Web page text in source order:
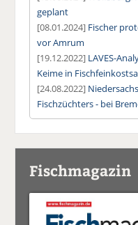
geplant
[08.01.2024] Fischer
vor Amrum
[19.12.2022] LAVES-
Keime in
[24.08.2022]
Fischzüchters - bei
Fischmagazin